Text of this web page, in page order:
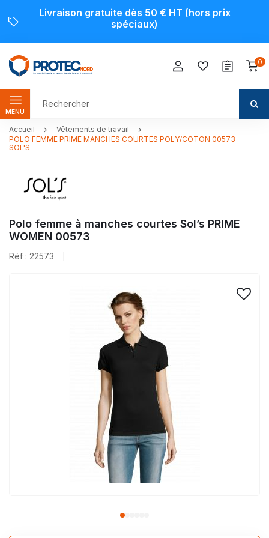
Livraison gratuite dès 50 € HT (hors prix
spéciaux)
0
MENU
Accueil
Vêtements de travail
POLO FEMME PRIME MANCHES COURTES POLY/COTON 00573 -
SOL'S
Polo femme à manches courtes Sol’s PRIME
WOMEN 00573
Réf : 22573